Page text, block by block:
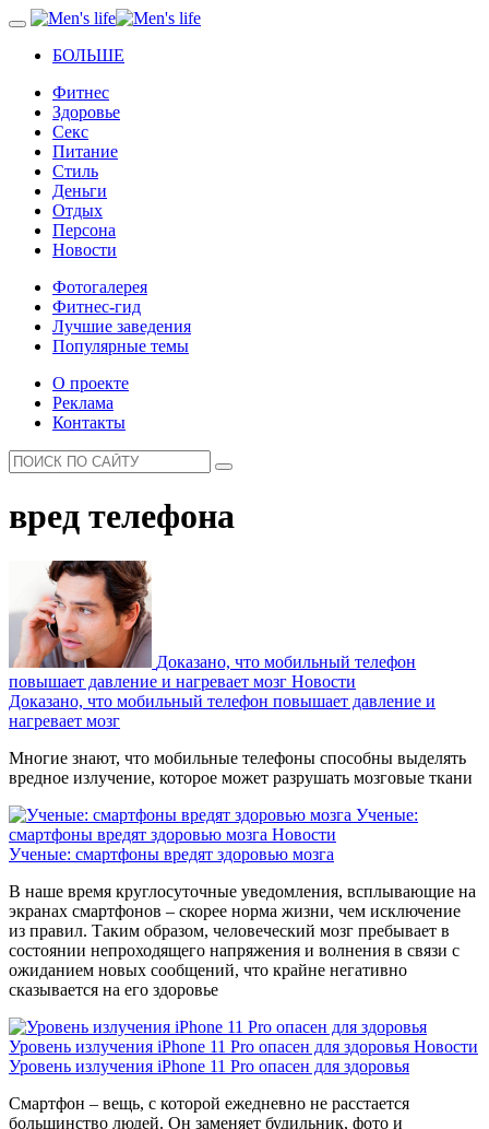
БОЛЬШЕ
Фитнес
Здоровье
Секс
Питание
Стиль
Деньги
Отдых
Персона
Новости
Фотогалерея
Фитнес-гид
Лучшие заведения
Популярные темы
О проекте
Реклама
Контакты
вред телефона
Доказано, что мобильный телефон
повышает давление и нагревает мозг Новости
Доказано, что мобильный телефон повышает давление и
нагревает мозг
Многие знают, что мобильные телефоны способны выделять
вредное излучение, которое может разрушать мозговые ткани
Ученые:
смартфоны вредят здоровью мозга Новости
Ученые: смартфоны вредят здоровью мозга
В наше время круглосуточные уведомления, всплывающие на
экранах смартфонов – скорее норма жизни, чем исключение
из правил. Таким образом, человеческий мозг пребывает в
состоянии непроходящего напряжения и волнения в связи с
ожиданием новых сообщений, что крайне негативно
сказывается на его здоровье
Уровень излучения iPhone 11 Pro опасен для здоровья Новости
Уровень излучения iPhone 11 Pro опасен для здоровья
Смартфон – вещь, с которой ежедневно не расстается
большинство людей. Он заменяет будильник, фото и